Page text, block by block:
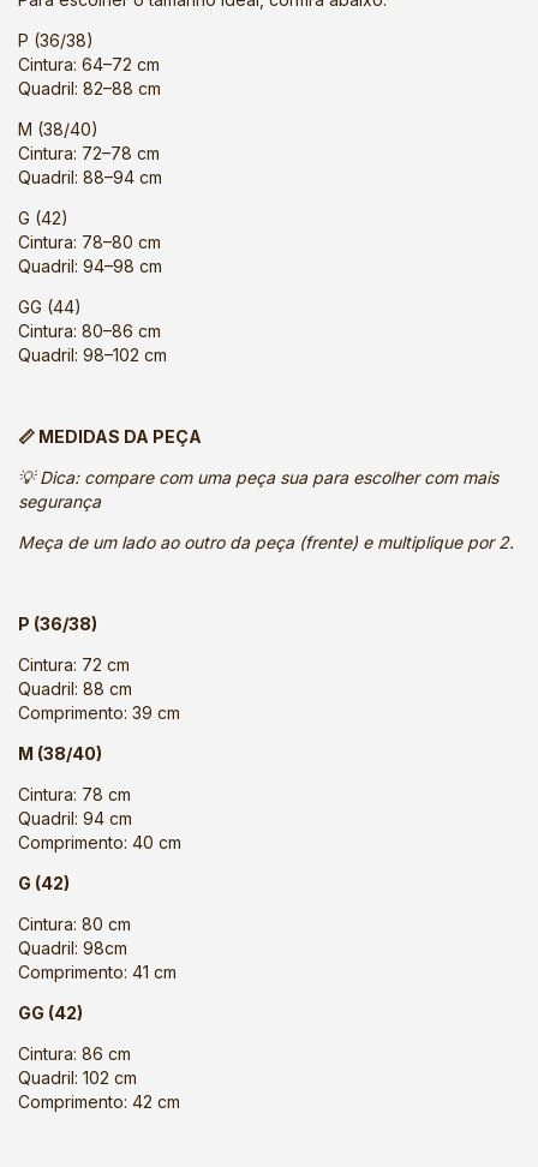
P (36/38)
Cintura: 64–72 cm
Quadril: 82–88 cm
M (38/40)
Cintura: 72–78 cm
Quadril: 88–94 cm
G (42)
Cintura: 78–80 cm
Quadril: 94–98 cm
GG (44)
Cintura: 80–86 cm
Quadril: 98–102 cm
📏 MEDIDAS DA PEÇA
💡 Dica: compare com uma peça sua para escolher com mais
segurança
Meça de um lado ao outro da peça (frente) e multiplique por 2.
P (36/38)
Cintura: 72 cm
Quadril: 88 cm
Comprimento: 39 cm
M (38/40)
Cintura: 78 cm
Quadril: 94 cm
Comprimento: 40 cm
G (42)
Cintura: 80 cm
Quadril: 98cm
Comprimento: 41 cm
GG (42)
Cintura: 86 cm
Quadril: 102 cm
Comprimento: 42 cm